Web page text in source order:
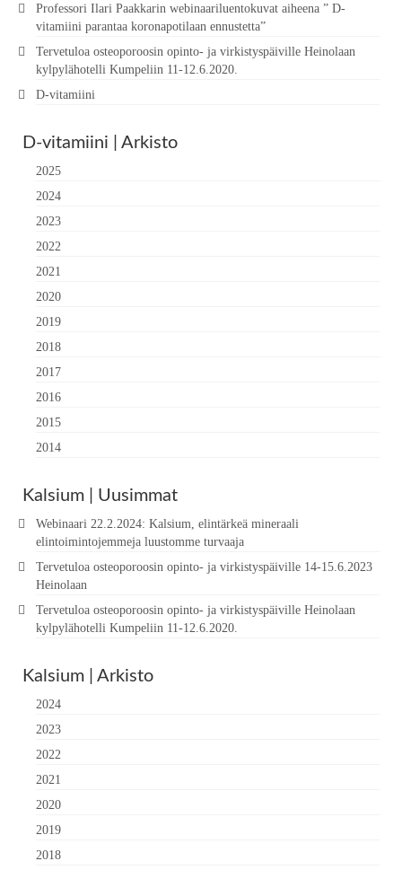
Professori Ilari Paakkarin webinaariluentokuvat aiheena ” D-
vitamiini parantaa koronapotilaan ennustetta”
Tervetuloa osteoporoosin opinto- ja virkistyspäiville Heinolaan
kylpylähotelli Kumpeliin 11-12.6.2020.
D-vitamiini
D-vitamiini | Arkisto
2025
2024
2023
2022
2021
2020
2019
2018
2017
2016
2015
2014
Kalsium | Uusimmat
Webinaari 22.2.2024: Kalsium, elintärkeä mineraali
elintoimintojemmeja luustomme turvaaja
Tervetuloa osteoporoosin opinto- ja virkistyspäiville 14-15.6.2023
Heinolaan
Tervetuloa osteoporoosin opinto- ja virkistyspäiville Heinolaan
kylpylähotelli Kumpeliin 11-12.6.2020.
Kalsium | Arkisto
2024
2023
2022
2021
2020
2019
2018